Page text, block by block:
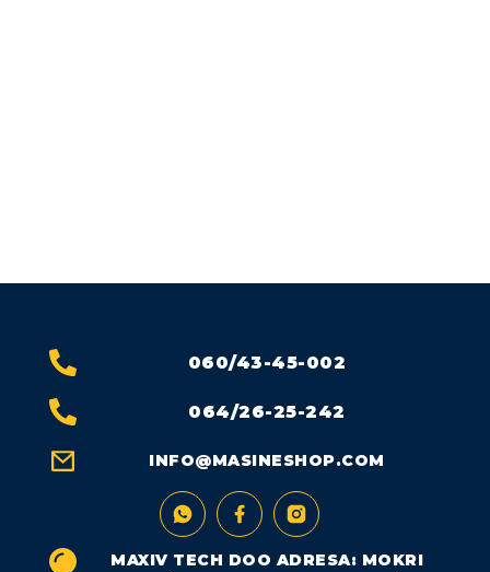
060/43-45-002
064/26-25-242
INFO@MASINESHOP.COM
MAXIV TECH DOO ADRESA: MOKRI